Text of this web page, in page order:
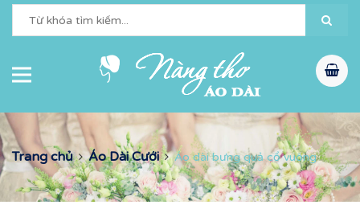
Trang chủ Áo Dài Cưới Áo dài bưng quả cổ vuông